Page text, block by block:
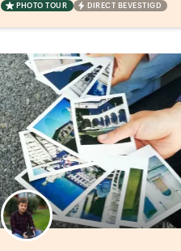
PHOTO TOUR DIRECT BEVESTIGD